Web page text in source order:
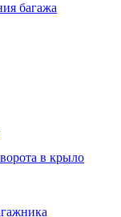
багажа
в крыло